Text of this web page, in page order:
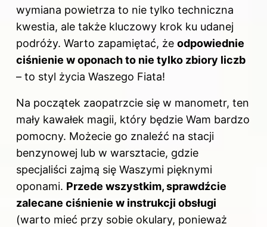
wymiana powietrza to nie tylko techniczna
kwestia, ale także kluczowy krok ku udanej
podróży. Warto zapamiętać, że odpowiednie
ciśnienie w oponach to nie tylko zbiory liczb
– to styl życia Waszego Fiata!
Na początek zaopatrzcie się w manometr, ten
mały kawałek magii, który będzie Wam bardzo
pomocny. Możecie go znaleźć na stacji
benzynowej lub w warsztacie, gdzie
specjaliści zajmą się Waszymi pięknymi
oponami. Przede wszystkim, sprawdźcie
zalecane ciśnienie w instrukcji obsługi
(warto mieć przy sobie okulary, ponieważ